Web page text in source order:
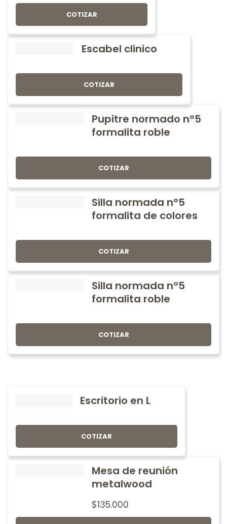
COTIZAR
Escabel clinico
COTIZAR
Pupitre normado nº5
formalita roble
COTIZAR
Silla normada nº5
formalita de colores
COTIZAR
Silla normada nº5
formalita roble
COTIZAR
Escritorio en L
COTIZAR
Mesa de reunión
metalwood
$135.000